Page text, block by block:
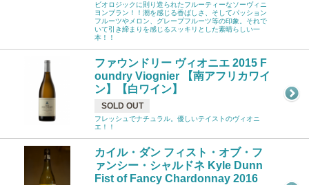
ビオロジックに則り造られたフルーティーなソーヴィニ
ヨンブラン！！潮を感じる香ばしさ、そしてパッション
フルーツやメロン、グレープフルーツ等の印象。それで
いて引き締まりを感じるスッキリとした素晴らしい一
本！！
ファウンドリー ヴィオニエ 2015 F
oundry Viognier 【南アフリカワイ
ン】【白ワイン】
SOLD OUT
フレッシュでナチュラル。優しいテイストのヴィオニ
エ！！
カイル・ダン フィスト・オブ・フ
ァンシー・シャルドネ Kyle Dunn
Fist of Fancy Chardonnay 2016